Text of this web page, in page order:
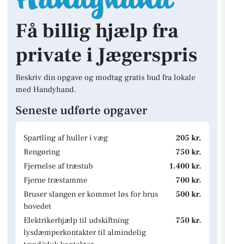
Få billig hjælp fra
private i Jægerspris
Beskriv din opgave og modtag gratis bud fra lokale
med Handyhand.
Seneste udførte opgaver
Spartling af huller i væg
205 kr.
Rengøring
750 kr.
Fjernelse af træstub
1.400 kr.
Fjerne træstamme
700 kr.
Bruser slangen er kommet løs for brus
hovedet
500 kr.
Elektrikerhjælp til udskiftning
lysdæmperkontakter til almindelig
750 kr.